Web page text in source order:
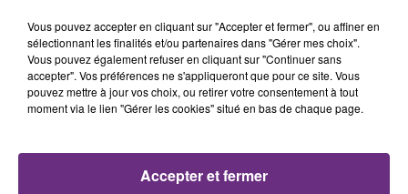
TEMPER CITY
Self Aware
COEUR DE PIRATE
Comme Des Enfants
14h30
14h30 14h25
14h25
Vous pouvez accepter en cliquant sur "Accepter et fermer", ou affiner en
sélectionnant les finalités et/ou partenaires dans "Gérer mes choix".
Vous pouvez également refuser en cliquant sur "Continuer sans
accepter". Vos préférences ne s'appliqueront que pour ce site. Vous
pouvez mettre à jour vos choix, ou retirer votre consentement à tout
moment via le lien "Gérer les cookies" situé en bas de chaque page.
Accepter et fermer